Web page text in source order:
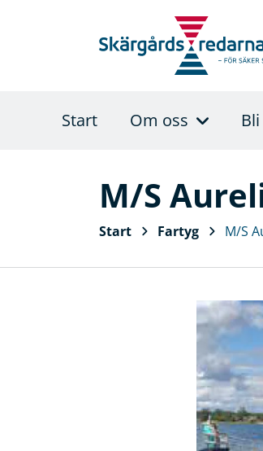
Start Om oss
M/S
Start Fartyg M/S